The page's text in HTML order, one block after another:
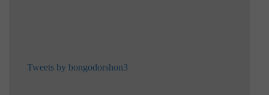
Tweets by bongodorshon3